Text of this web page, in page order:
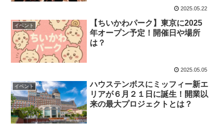
2025.05.22
イベント
【ちいかわパーク】東京に2025
年オープン予定！開催日や場所
は？
2025.05.05
イベント
ハウステンボスにミッフィー新エ
リアが６月２１日に誕生！開業以
来の最大プロジェクトとは？